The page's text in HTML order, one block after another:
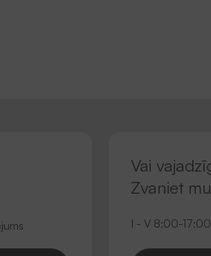
Vai
Zvaniet
I - V 8:00-17:00